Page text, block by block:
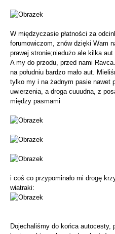
W międzyczasie płatności za
forumowiczom, znów dzięki Wam
prawej stronie;niedużo ale kilka
A my do przodu, przed nami
na południu bardzo mało aut.
tylko my i na żadnym pasie nawet
uwierzenia, a droga cuuudna, z
między pasmami
i coś co przypominało mi drogę
wiatraki:
Dojechaliśmy do końca autocesty,